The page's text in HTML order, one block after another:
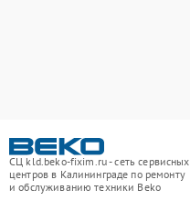
СЦ kld.beko-fixim.ru - сеть сервисных
центров в Калининграде по ремонту
и обслуживанию техники Beko